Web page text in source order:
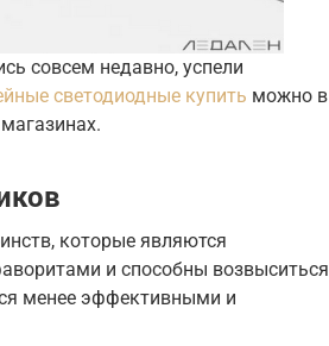
совсем недавно, успели
светодиодные купить можно в
которые являются
и способны возвыситься
менее эффективными и